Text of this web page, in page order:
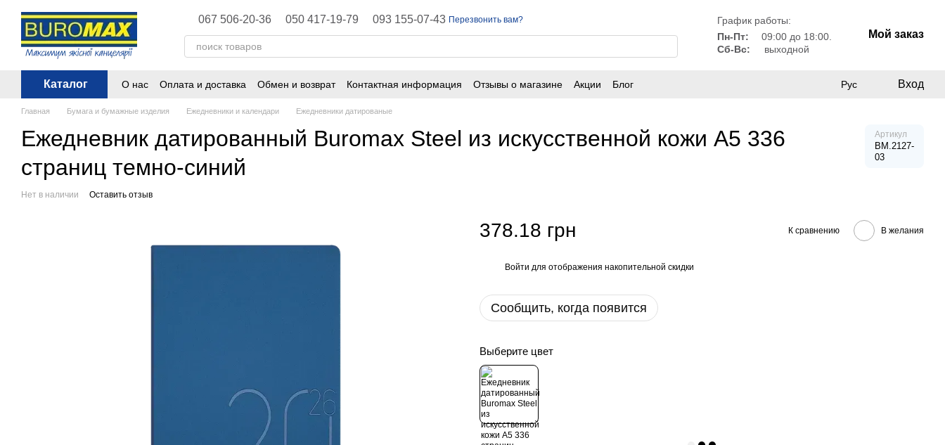
Перейти к основному контенту
067 506-20-36 050 417-19-79 093 155-07-43 Перезвонить вам?
График работы:
Пн-Пт:
09:00 до 18:00.
Сб-Вс:
выходной
Мой заказ
Каталог О нас Оплата и доставка Обмен и возврат Контактная информация Отзывы о магазине Акции
Блог
Рус Вход
Главная Бумага и бумажные изделия Ежедневники и календари Ежедневники датированые
Ежедневник датированный Buromax Steel из искусственной кожи А5 336
страниц темно-синий
Артикул
BM.2127-
03
Нет в наличии Оставить отзыв
378.18 грн К сравнению В желания
Войти для отображения накопительной скидки
Сообщить, когда появится
Выберите цвет